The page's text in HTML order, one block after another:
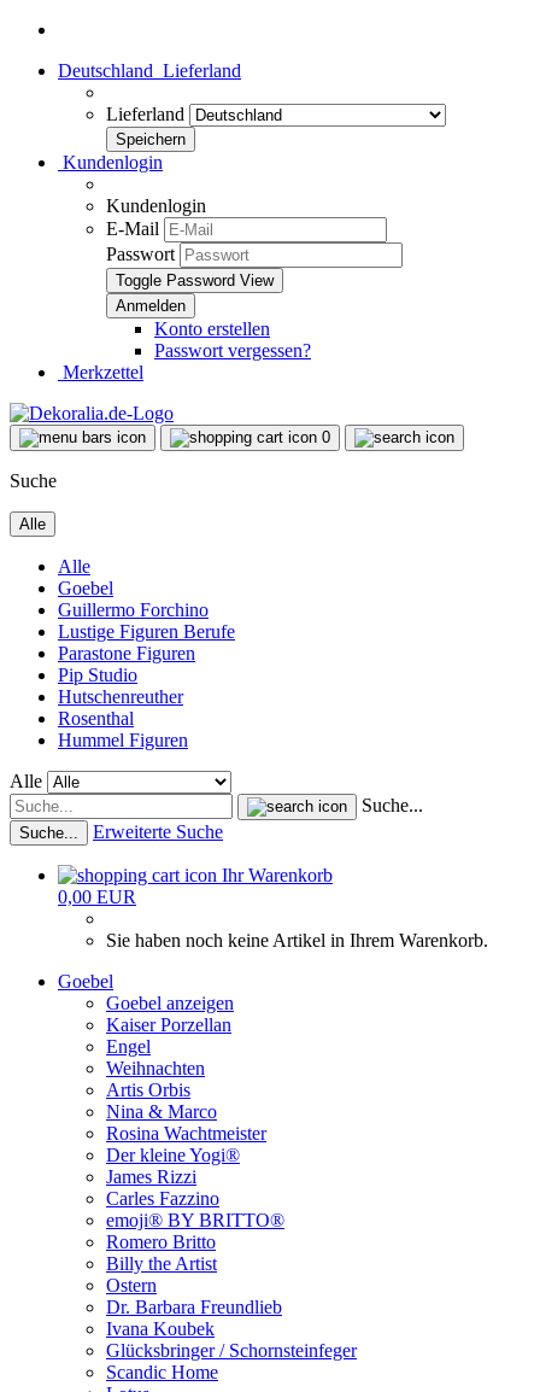
Deutschland Lieferland
Lieferland
Kundenlogin
Kundenlogin
E-Mail
Passwort
Toggle Password View
Konto erstellen
Passwort vergessen?
Merkzettel
0
Suche
Alle
Alle
Goebel
Guillermo Forchino
Lustige Figuren Berufe
Parastone Figuren
Pip Studio
Hutschenreuther
Rosenthal
Hummel Figuren
Alle
Suche...
Suche... Erweiterte Suche
Ihr Warenkorb
0,00 EUR
Sie haben noch keine Artikel in Ihrem Warenkorb.
Goebel
Goebel anzeigen
Kaiser Porzellan
Engel
Weihnachten
Artis Orbis
Nina & Marco
Rosina Wachtmeister
Der kleine Yogi®
James Rizzi
Carles Fazzino
emoji® BY BRITTO®
Romero Britto
Billy the Artist
Ostern
Dr. Barbara Freundlieb
Ivana Koubek
Glücksbringer / Schornsteinfeger
Scandic Home